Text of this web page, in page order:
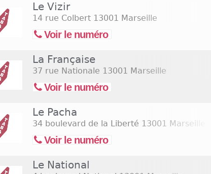
Le Vizir
14 rue Colbert 13001 Marseille
Voir le numéro
La Française
37 rue Nationale 13001 Marseille
Voir le numéro
Le Pacha
34 boulevard de la Liberté 13001 Marseille
Voir le numéro
Le National